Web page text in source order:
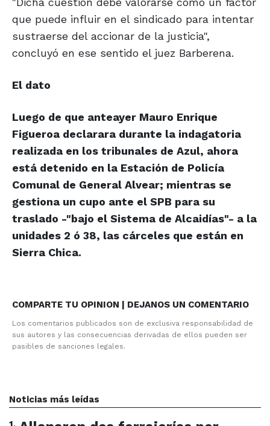
que puede influir en el sindicado para intentar
sustraerse del accionar de la justicia",
concluyó en ese sentido el juez Barberena.
El dato
Luego de que anteayer Mauro Enrique
Figueroa declarara durante la indagatoria
realizada en los tribunales de Azul, ahora
está detenido en la Estación de Policía
Comunal de General Alvear; mientras se
gestiona un cupo ante el SPB para su
traslado -"bajo el Sistema de Alcaidías"- a la
unidades 2 ó 38, las cárceles que están en
Sierra Chica.
COMPARTE TU OPINION | DEJANOS UN COMENTARIO
Los comentarios publicados son de exclusiva responsabilidad de
sus autores y las consecuencias derivadas de ellos pueden ser
pasibles de sanciones legales.
Noticias más leídas